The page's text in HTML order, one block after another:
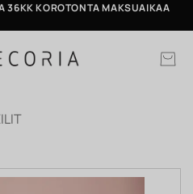
36KK KOROTONTA MAKSUAIKAA